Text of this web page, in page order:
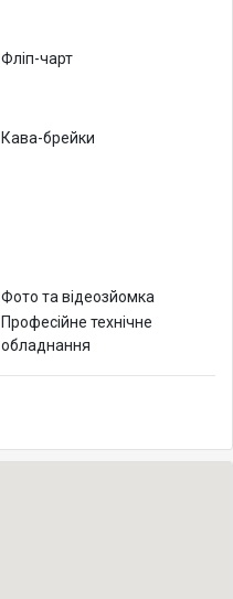
Фліп-чарт
Кава-брейки
Фото та відеозйомка
Професійне технічне
обладнання